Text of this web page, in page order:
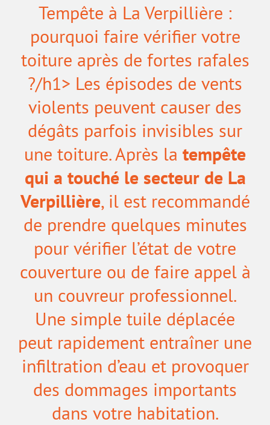
Tempête à La Verpillière :
pourquoi faire vérifier votre
toiture après de fortes rafales
?/h1> Les épisodes de vents
violents peuvent causer des
dégâts parfois invisibles sur
une toiture. Après la tempête
qui a touché le secteur de La
Verpillière, il est recommandé
de prendre quelques minutes
pour vérifier l’état de votre
couverture ou de faire appel à
un couvreur professionnel.
Une simple tuile déplacée
peut rapidement entraîner une
infiltration d’eau et provoquer
des dommages importants
dans votre habitation.